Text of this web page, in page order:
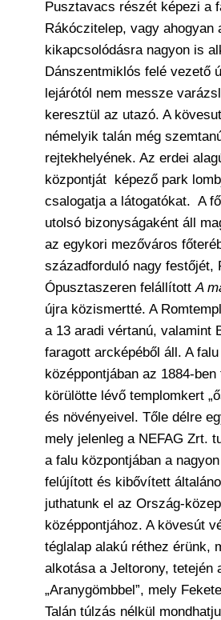
Pusztavacs részét képezi a
Rákóczitelep, vagy
kikapcsolódásra nagyon is
Dánszentmiklós felé vezető
lejárótól nem messze
keresztül az utazó. A
némelyik talán még
rejtekhelyének. Az erdei
központját képező park
csalogatja a látogatókat. A
utolsó bizonyságaként áll
az egykori mezőváros
századforduló nagy festőjét,
Ópusztaszeren felállított A
újra közismertté. A
a 13 aradi vértanú, valamint
faragott arcképéből áll. A
középpontjában az 1884-
körülötte lévő templomkert
és növényeivel. Tőle délre
mely jelenleg a NEFAG Zrt.
a falu központjában a
felújított és kibővített
juthatunk el az Ország-
középpontjához. A kövesút
téglalap alakú réthez érünk,
alkotása a Jeltorony, tetején
„Aranygömbbel”, mely
Talán túlzás nélkül